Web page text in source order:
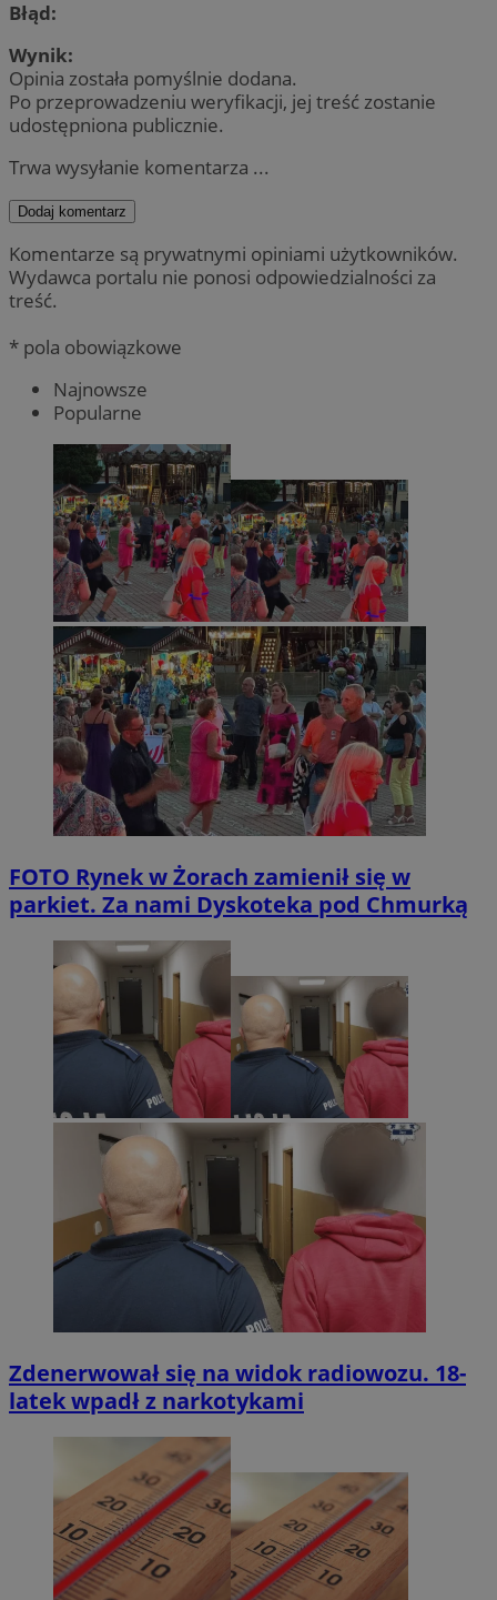
Błąd:
Wynik:
Opinia została pomyślnie dodana.
Po przeprowadzeniu weryfikacji, jej treść zostanie
udostępniona publicznie.
Trwa wysyłanie komentarza ...
Dodaj komentarz
Komentarze są prywatnymi opiniami użytkowników.
Wydawca portalu nie ponosi odpowiedzialności za
treść.
* pola obowiązkowe
Najnowsze
Popularne
FOTO Rynek w Żorach zamienił się w
parkiet. Za nami Dyskoteka pod Chmurką
Zdenerwował się na widok radiowozu. 18-
latek wpadł z narkotykami